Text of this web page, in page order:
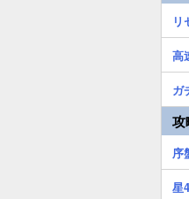
リ
高
ガ
攻
序
星